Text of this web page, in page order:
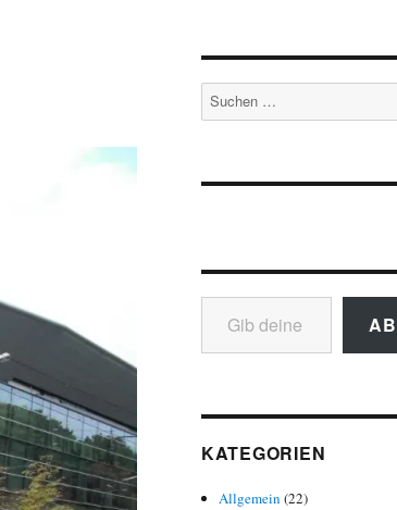
Suchen
nach:
Gib deine E-Mail-Adresse ein ...
KATEGORIEN
Allgemein (22)